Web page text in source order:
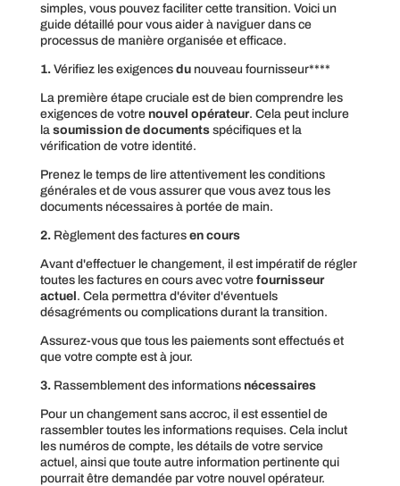
simples, vous pouvez faciliter cette transition. Voici un
guide détaillé pour vous aider à naviguer dans ce
processus de manière organisée et efficace.
1. Vérifiez les exigencesdu nouveau fournisseur****
La première étape cruciale est de bien comprendre les
exigences de votre nouvel opérateur. Cela peut inclure
la soumission de documentsspécifiques et la
vérification de votre identité.
Prenez le temps de lire attentivement les conditions
générales et de vous assurer que vous avez tous les
documents nécessaires à portée de main.
2. Règlement des facturesen cours
Avant d'effectuer le changement, il est impératif de régler
toutes les factures en cours avec votre fournisseur
actuel. Cela permettra d'éviter d'éventuels
désagréments ou complications durant la transition.
Assurez-vous que tous les paiements sont effectués et
que votre compte est à jour.
3. Rassemblement des informationsnécessaires
Pour un changement sans accroc, il est essentiel de
rassembler toutes les informations requises. Cela inclut
les numéros de compte, les détails de votre service
actuel, ainsi que toute autre information pertinente qui
pourrait être demandée par votre nouvel opérateur.